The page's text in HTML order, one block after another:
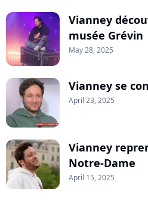
Vianney
musée Grévin
May 28, 2025
Vianney se
April 23, 2025
Vianney
Notre-Dame
April 15, 2025